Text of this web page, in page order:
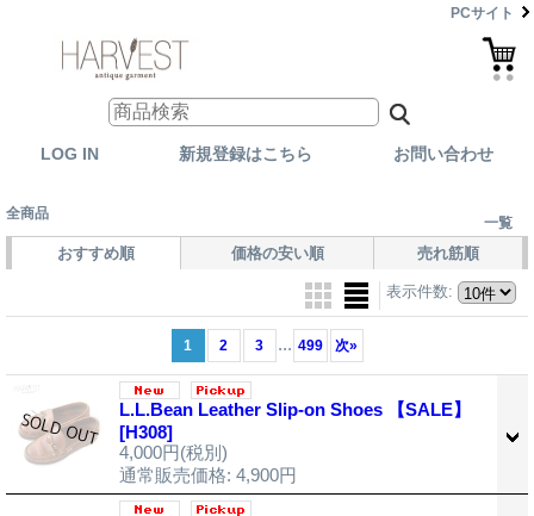
PCサイト
LOG IN 新規登録はこちら お問い合わせ
全商品
一覧
おすすめ順 価格の安い順 売れ筋順
表示件数:
1 2 3 ... 499 次»
L.L.Bean Leather Slip-on Shoes 【SALE】
[H308]
4,000円(税別)
通常販売価格: 4,900円